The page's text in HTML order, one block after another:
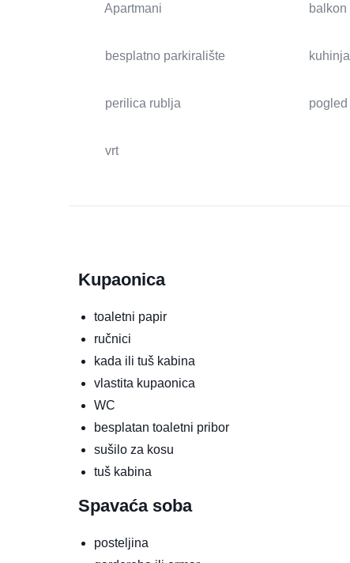
Apartmani balkon
besplatno parkiralište kuhinja
perilica rublja pogled
vrt
Kupaonica
toaletni papir
ručnici
kada ili tuš kabina
vlastita kupaonica
WC
besplatan toaletni pribor
sušilo za kosu
tuš kabina
Spavaća soba
posteljina